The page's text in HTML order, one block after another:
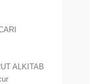
ALKITAB